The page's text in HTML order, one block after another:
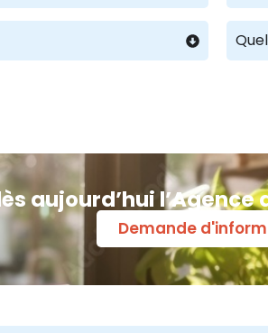
aujourd’hui
Demande